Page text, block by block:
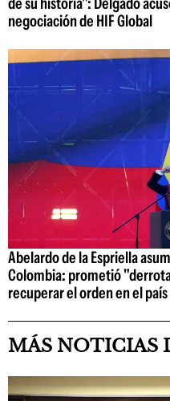
negociación de HIF Global
Abelardo de la Espriella
Colombia: prometió
recuperar el orden en el país
MÁS NOTICIAS